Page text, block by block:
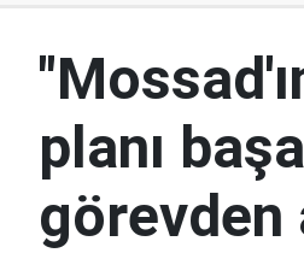
planı
görevden